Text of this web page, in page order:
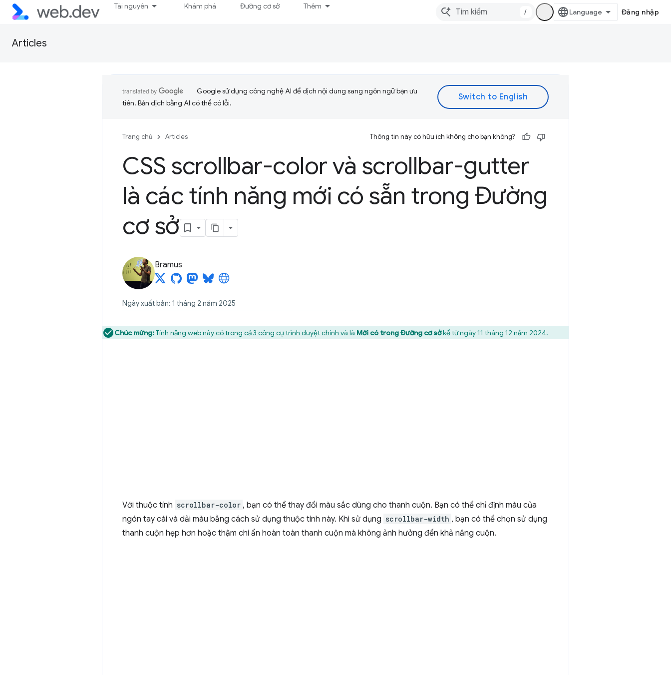
Tài nguyên Khám phá Đường cơ sở Thêm
/ Đăng nhập
Articles
Google sử dụng công nghệ AI để dịch nội dung sang ngôn ngữ bạn ưu
tiên. Bản dịch bằng AI có thể có lỗi.
Trang chủ Articles Thông tin này có hữu ích không cho bạn không?
CSS scrollbar-color và scrollbar-gutter
là các tính năng mới có sẵn trong Đường
cơ sở
Bramus
Ngày xuất bản: 1 tháng 2 năm 2025
Chúc mừng:Tính năng web này có trong cả 3 công cụ trình duyệt chính và là Mới có trong Đường cơ sởkể từ ngày 11 tháng 12 năm 2024.
Với thuộc tính scrollbar-color , bạn có thể thay đổi màu sắc dùng cho thanh cuộn. Bạn có thể chỉ định màu của
ngón tay cái và dải màu bằng cách sử dụng thuộc tính này. Khi sử dụng scrollbar-width , bạn có thể chọn sử dụng
thanh cuộn hẹp hơn hoặc thậm chí ẩn hoàn toàn thanh cuộn mà không ảnh hưởng đến khả năng cuộn.